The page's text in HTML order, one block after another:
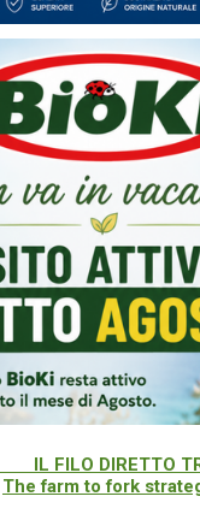
IL FILO DIRETTO
The farm to fork